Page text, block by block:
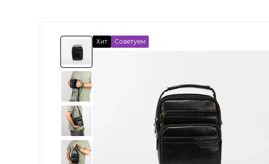
Хит Советуем